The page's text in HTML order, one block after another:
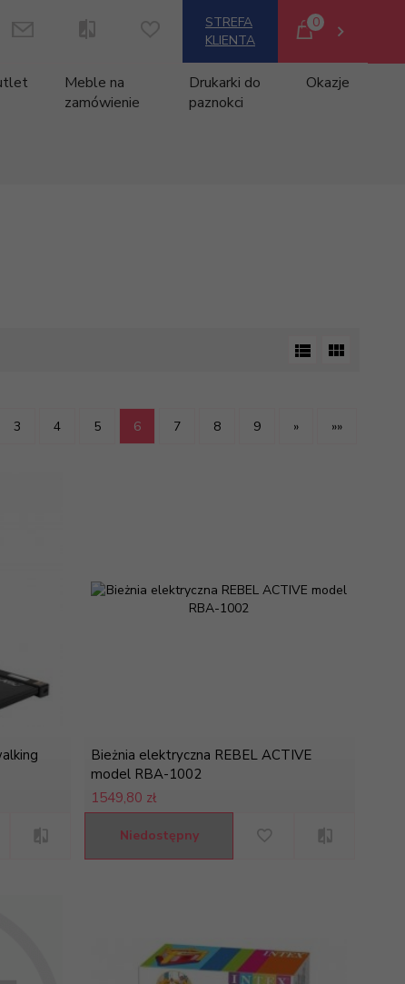
STREFA
KLIENTA
0
Meble na
zamówienie
Drukarki do
paznokci
Okazje
3 4 5 6 7 8 9 » »»
Bieżnia elektryczna REBEL ACTIVE
model RBA-1002
1549,80 zł
Niedostępny